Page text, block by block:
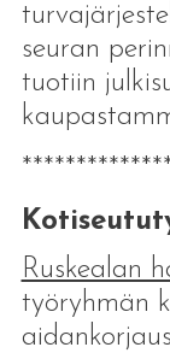
seuran
tuotiin
Ruskealan
työryhmän